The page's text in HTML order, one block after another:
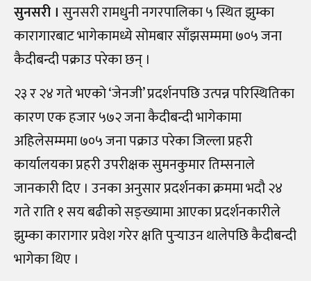
सुनसरी । सुनसरी रामधुनी नगरपालिका ५ स्थित झुम्का
कारागारबाट भागेकामध्ये सोमबार साँझसम्ममा ७०५ जना
कैदीबन्दी पक्राउ परेका छन् ।
२३ र २४ गते भएको ‘जेनजी’ प्रदर्शनपछि उत्पन्न परिस्थितिका
कारण एक हजार ५७२ जना कैदीबन्दी भागेकामा
अहिलेसम्ममा ७०५ जना पक्राउ परेका जिल्ला प्रहरी
कार्यालयका प्रहरी उपरीक्षक सुमनकुमार तिम्सनाले
जानकारी दिए । उनका अनुसार प्रदर्शनका क्रममा भदौ २४
गते राति १ सय बढीको सङ्ख्यामा आएका प्रदर्शनकारीले
झुम्का कारागार प्रवेश गरेर क्षति पुर्‍याउन थालेपछि कैदीबन्दी
भागेका थिए ।